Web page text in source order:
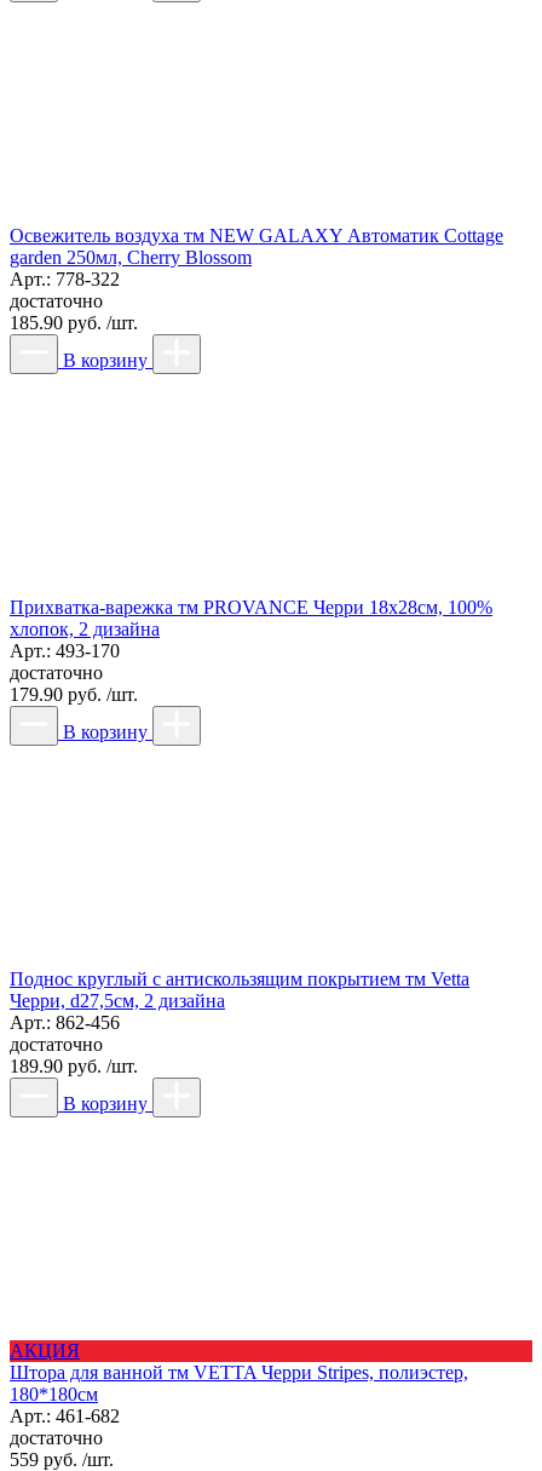
Освежитель воздуха тм NEW GALAXY Автоматик Cottage
garden 250мл, Cherry Blossom
Арт.: 778-322
достаточно
185.90 руб. /шт.
В корзину
Прихватка-варежка тм PROVANCE Черри 18х28см, 100%
хлопок, 2 дизайна
Арт.: 493-170
достаточно
179.90 руб. /шт.
В корзину
Поднос круглый с антискользящим покрытием тм Vetta
Черри, d27,5см, 2 дизайна
Арт.: 862-456
достаточно
189.90 руб. /шт.
В корзину
АКЦИЯ
Штора для ванной тм VETTA Черри Stripes, полиэстер,
180*180см
Арт.: 461-682
достаточно
559 руб. /шт.